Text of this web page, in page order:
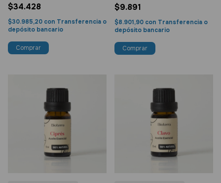
$34.428
$30.985,20 con Transferencia o
depósito bancario
$9.891
$8.901,90 con Transferencia o
depósito bancario